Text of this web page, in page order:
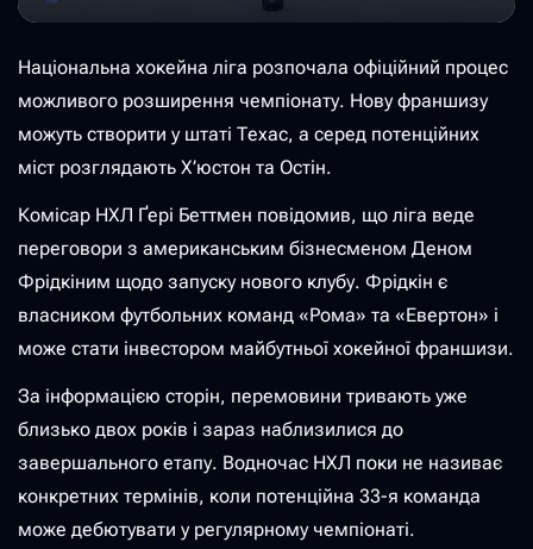
Національна хокейна ліга розпочала офіційний процес
можливого розширення чемпіонату. Нову франшизу
можуть створити у штаті Техас, а серед потенційних
міст розглядають Х’юстон та Остін.
Комісар НХЛ Ґері Беттмен повідомив, що ліга веде
переговори з американським бізнесменом Деном
Фрідкіним щодо запуску нового клубу. Фрідкін є
власником футбольних команд «Рома» та «Евертон» і
може стати інвестором майбутньої хокейної франшизи.
За інформацією сторін, перемовини тривають уже
близько двох років і зараз наблизилися до
завершального етапу. Водночас НХЛ поки не називає
конкретних термінів, коли потенційна 33-я команда
може дебютувати у регулярному чемпіонаті.